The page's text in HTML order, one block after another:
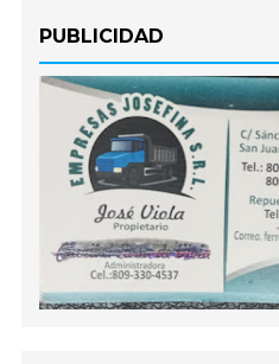
PUBLICIDAD